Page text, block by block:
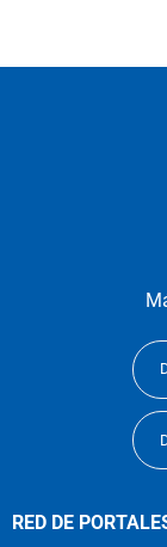
RED DE